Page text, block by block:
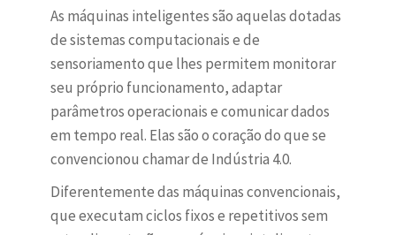
As máquinas inteligentes são aquelas dotadas
de sistemas computacionais e de
sensoriamento que lhes permitem monitorar
seu próprio funcionamento, adaptar
parâmetros operacionais e comunicar dados
em tempo real. Elas são o coração do que se
convencionou chamar de Indústria 4.0.
Diferentemente das máquinas convencionais,
que executam ciclos fixos e repetitivos sem